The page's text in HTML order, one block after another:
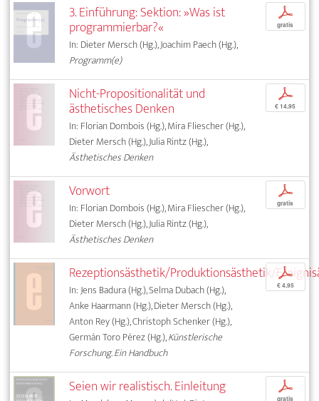
3. Einführung: Sektion: »Was ist
programmierbar?«
In: Dieter Mersch (Hg.), Joachim Paech (Hg.),
Programm(e)
p
gratis
Nicht-Propositionalität und
ästhetisches Denken
In: Florian Dombois (Hg.), Mira Fliescher (Hg.),
Dieter Mersch (Hg.), Julia Rintz (Hg.),
Ästhetisches Denken
p
€ 14,95
Vorwort
In: Florian Dombois (Hg.), Mira Fliescher (Hg.),
Dieter Mersch (Hg.), Julia Rintz (Hg.),
Ästhetisches Denken
p
gratis
Rezeptionsästhetik/Produktionsästhetik/
In: Jens Badura (Hg.), Selma Dubach (Hg.),
Anke Haarmann (Hg.), Dieter Mersch (Hg.),
Anton Rey (Hg.), Christoph Schenker (Hg.),
Germán Toro Pérez (Hg.),Künstlerische
Forschung. Ein Handbuch
p
€ 4,95
Seien wir realistisch. Einleitung p
gratis